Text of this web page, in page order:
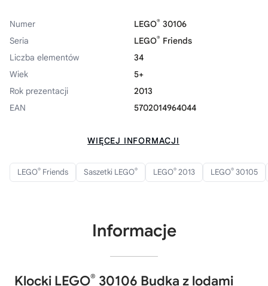
Numer LEGO® 30106
Seria
LEGO® Friends
Liczba elementów
34
Wiek
5+
Rok prezentacji
2013
EAN
5702014964044
WIĘCEJ INFORMACJI
LEGO® Friends Saszetki LEGO® LEGO® 2013 LEGO® 30105
Informacje
Klocki LEGO® 30106 Budka z lodami